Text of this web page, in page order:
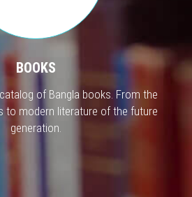
BOOKS
of Bangla books. From the
to modern literature of the future
generation.